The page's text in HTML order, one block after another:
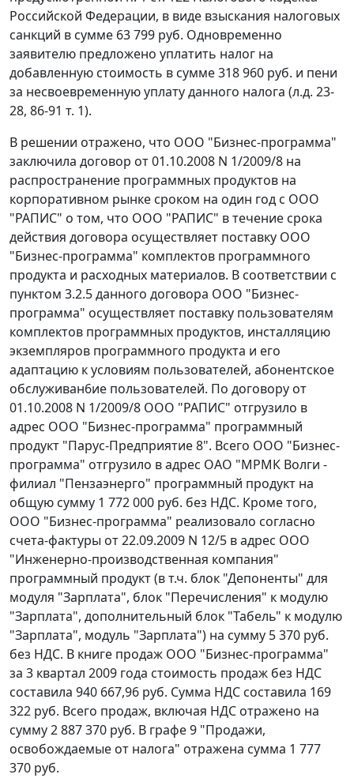
Российской Федерации, в виде взыскания налоговых
санкций в сумме 63 799 руб. Одновременно
заявителю предложено уплатить налог на
добавленную стоимость в сумме 318 960 руб. и пени
за несвоевременную уплату данного налога (л.д. 23-
28, 86-91 т. 1).
В решении отражено, что ООО "Бизнес-программа"
заключила договор от 01.10.2008 N 1/2009/8 на
распространение программных продуктов на
корпоративном рынке сроком на один год с ООО
"РАПИС" о том, что ООО "РАПИС" в течение срока
действия договора осуществляет поставку ООО
"Бизнес-программа" комплектов программного
продукта и расходных материалов. В соответствии с
пунктом 3.2.5 данного договора ООО "Бизнес-
программа" осуществляет поставку пользователям
комплектов программных продуктов, инсталляцию
экземпляров программного продукта и его
адаптацию к условиям пользователей, абонентское
обслуживан6ие пользователей. По договору от
01.10.2008 N 1/2009/8 ООО "РАПИС" отгрузило в
адрес ООО "Бизнес-программа" программный
продукт "Парус-Предприятие 8". Всего ООО "Бизнес-
программа" отгрузило в адрес ОАО "МРМК Волги -
филиал "Пензаэнерго" программный продукт на
общую сумму 1 772 000 руб. без НДС. Кроме того,
ООО "Бизнес-программа" реализовало согласно
счета-фактуры от 22.09.2009 N 12/5 в адрес ООО
"Инженерно-производственная компания"
программный продукт (в т.ч. блок "Депоненты" для
модуля "Зарплата", блок "Перечисления" к модулю
"Зарплата", дополнительный блок "Табель" к модулю
"Зарплата", модуль "Зарплата") на сумму 5 370 руб.
без НДС. В книге продаж ООО "Бизнес-программа"
за 3 квартал 2009 года стоимость продаж без НДС
составила 940 667,96 руб. Сумма НДС составила 169
322 руб. Всего продаж, включая НДС отражено на
сумму 2 887 370 руб. В графе 9 "Продажи,
освобождаемые от налога" отражена сумма 1 777
370 руб.